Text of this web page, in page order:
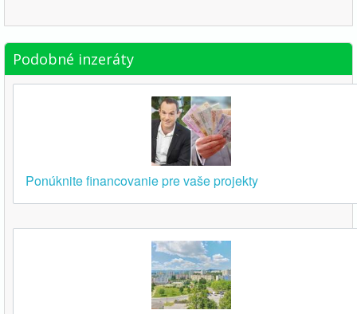
Podobné inzeráty
Ponúknite financovanie pre vaše projekty